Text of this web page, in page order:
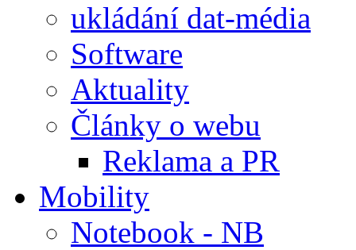
ukládání dat-média
Software
Aktuality
Články o webu
Reklama a PR
Mobility
Notebook - NB